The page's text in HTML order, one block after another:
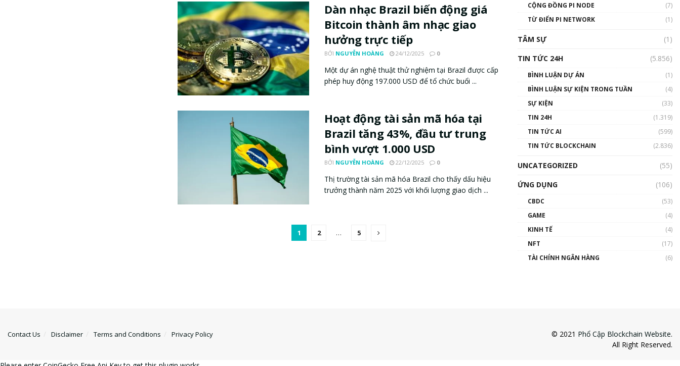
Dàn nhạc Brazil biến động giá
Bitcoin thành âm nhạc giao
hưởng trực tiếp
BỞI NGUYỄN HOÀNG 24/12/2025 0
Một dự án nghệ thuật thử nghiệm tại Brazil được cấp
phép huy động 197.000 USD để tổ chức buổi ...
Hoạt động tài sản mã hóa tại
Brazil tăng 43%, đầu tư trung
bình vượt 1.000 USD
BỞI NGUYỄN HOÀNG 22/12/2025 0
Thị trường tài sản mã hóa Brazil cho thấy dấu hiệu
trưởng thành năm 2025 với khối lượng giao dịch ...
1 2 … 5
CỘNG ĐỒNG PI NODE
(7)
TỪ ĐIỂN PI NETWORK
(1)
TÂM SỰ
(1)
TIN TỨC 24H
(5.856)
BÌNH LUẬN DỰ ÁN
(1)
BÌNH LUẬN SỰ KIỆN TRONG TUẦN
(4)
SỰ KIỆN
(33)
TIN 24H
(1.319)
TIN TỨC AI
(599)
TIN TỨC BLOCKCHAIN
(2.836)
UNCATEGORIZED
(55)
ỨNG DỤNG
(106)
CBDC
(53)
GAME
(4)
KINH TẾ
(4)
NFT
(17)
TÀI CHÍNH NGÂN HÀNG
(6)
Contact Us Disclaimer Terms and Conditions Privacy Policy © 2021 Phổ Cập Blockchain Website.
All Right Reserved.